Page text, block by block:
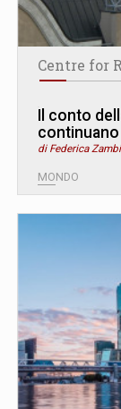
Il conto
continuano
di Federica
MONDO